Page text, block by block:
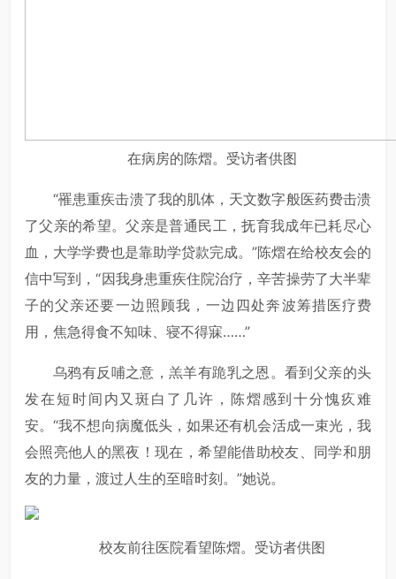
在病房的陈熠。受访者供图
“罹患重疾击溃了我的肌体，天文数字般医药费击溃
了父亲的希望。父亲是普通民工，抚育我成年已耗尽心
血，大学学费也是靠助学贷款完成。”陈熠在给校友会的
信中写到，“因我身患重疾住院治疗，辛苦操劳了大半辈
子的父亲还要一边照顾我，一边四处奔波筹措医疗费
用，焦急得食不知味、寝不得寐……”
乌鸦有反哺之意，羔羊有跪乳之恩。看到父亲的头
发在短时间内又斑白了几许，陈熠感到十分愧疚难
安。“我不想向病魔低头，如果还有机会活成一束光，我
会照亮他人的黑夜！现在，希望能借助校友、同学和朋
友的力量，渡过人生的至暗时刻。”她说。
校友前往医院看望陈熠。受访者供图